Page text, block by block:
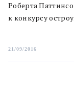
Роберта
к конкурсу
21/09/2016